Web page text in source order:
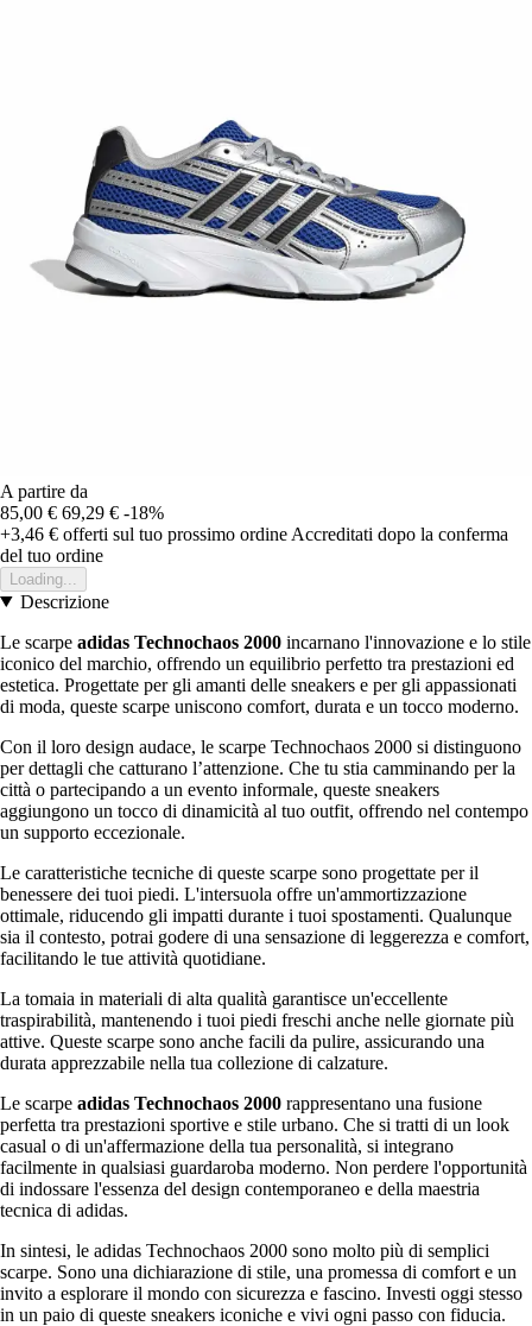
A partire da
85,00 € 69,29 € -18%
+3,46 € offerti sul tuo prossimo ordine Accreditati dopo la conferma
del tuo ordine
Loading...
Descrizione
Le scarpe adidas Technochaos 2000 incarnano l'innovazione e lo stile
iconico del marchio, offrendo un equilibrio perfetto tra prestazioni ed
estetica. Progettate per gli amanti delle sneakers e per gli appassionati
di moda, queste scarpe uniscono comfort, durata e un tocco moderno.
Con il loro design audace, le scarpe Technochaos 2000 si distinguono
per dettagli che catturano l’attenzione. Che tu stia camminando per la
città o partecipando a un evento informale, queste sneakers
aggiungono un tocco di dinamicità al tuo outfit, offrendo nel contempo
un supporto eccezionale.
Le caratteristiche tecniche di queste scarpe sono progettate per il
benessere dei tuoi piedi. L'intersuola offre un'ammortizzazione
ottimale, riducendo gli impatti durante i tuoi spostamenti. Qualunque
sia il contesto, potrai godere di una sensazione di leggerezza e comfort,
facilitando le tue attività quotidiane.
La tomaia in materiali di alta qualità garantisce un'eccellente
traspirabilità, mantenendo i tuoi piedi freschi anche nelle giornate più
attive. Queste scarpe sono anche facili da pulire, assicurando una
durata apprezzabile nella tua collezione di calzature.
Le scarpe adidas Technochaos 2000 rappresentano una fusione
perfetta tra prestazioni sportive e stile urbano. Che si tratti di un look
casual o di un'affermazione della tua personalità, si integrano
facilmente in qualsiasi guardaroba moderno. Non perdere l'opportunità
di indossare l'essenza del design contemporaneo e della maestria
tecnica di adidas.
In sintesi, le adidas Technochaos 2000 sono molto più di semplici
scarpe. Sono una dichiarazione di stile, una promessa di comfort e un
invito a esplorare il mondo con sicurezza e fascino. Investi oggi stesso
in un paio di queste sneakers iconiche e vivi ogni passo con fiducia.